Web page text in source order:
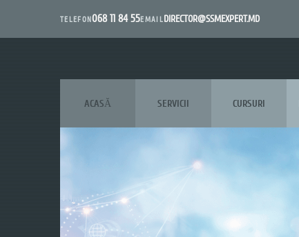
TELEFON068 11 84 55EMAILDIRECTOR@SSMEXPERT.MD
ACASĂ SERVICII CURSURI